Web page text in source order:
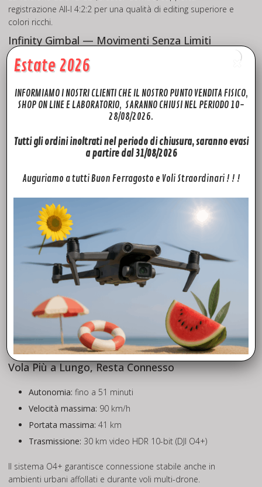
registrazione All-I 4:2:2 per una qualità di editing superiore e
colori ricchi.
Infinity Gimbal — Movimenti Senza Limiti
Il rivoluzionario gimbal Infinity consente una rotazione
completa a 360°, offrendo angolazioni senza precedenti.
inquadrature mozzafiato e prospettive estreme.
Riprese inclinate (Dutch angle)
Riprese verso l’alto fino a 70°
ActiveTrack 360° offre tracciamento avanzato anche in
condizioni di scarsa illuminazione, mantenendo il soggetto a
fuoco anche se parzialmente coperto o in movimento. Rileva
veicoli fino a 200 metri.
Visione omnidirezionale notturna da 0.1-lux
Sei sensori fisheye ad alta sensibilità e due processori
assicurano un rilevamento ostacoli omnidirezionale efficace
anche di notte fino a 18 m/s. La funzione RTH (Return to
Home) è supportata anche senza GPS, grazie alla mappatura
visiva in tempo reale.
Vola Più a Lungo, Resta Connesso
Autonomia: fino a 51 minuti
Velocità massima: 90 km/h
Portata massima: 41 km
Trasmissione: 30 km video HDR 10-bit (DJI O4+)
Il sistema O4+ garantisce connessione stabile anche in
ambienti urbani affollati e durante voli multi-drone.
Estate 2026
INFORMIAMO I NOSTRI CLIENTI CHE IL NOSTRO PUNTO VENDITA FISICO,
SHOP ON LINE E LABORATORIO, SARANNO CHIUSI NEL PERIODO 10-
28/08/2026.
Tutti gli ordini inoltrati nel periodo di chiusura, saranno evasi
a partire dal 31/08/2026
Auguriamo a tutti Buon Ferragosto e Voli Straordinari ! ! !